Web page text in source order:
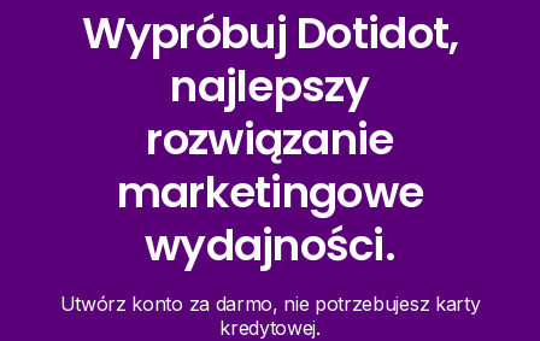
Wypróbuj Dotidot,
najlepszy
rozwiązanie
marketingowe
wydajności.
Utwórz konto za darmo, nie potrzebujesz karty
kredytowej.